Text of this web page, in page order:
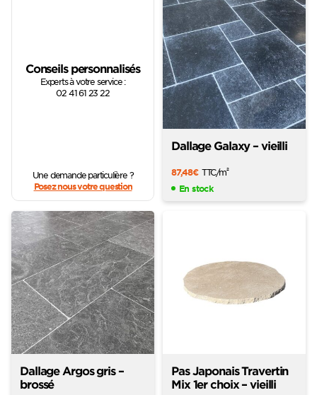
Conseils personnalisés
Experts à votre service :
02 41 61 23 22
Une demande particulière ?
Posez nous votre question
Dallage Galaxy – vieilli
87,48€ TTC/m2
En stock
Dallage Argos gris –
brossé
Pas Japonais Travertin
Mix 1er choix – vieilli